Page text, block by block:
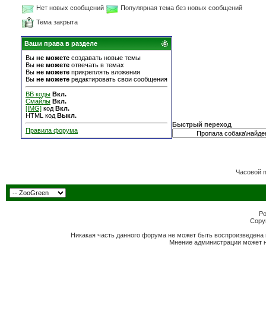
Нет новых сообщений
Популярная тема без новых сообщений
Тема закрыта
Ваши права в разделе
Вы не можете создавать новые темы
Вы не можете отвечать в темах
Вы не можете прикреплять вложения
Вы не можете редактировать свои сообщения
BB коды Вкл.
Смайлы Вкл.
[IMG] код Вкл.
HTML код Выкл.
Правила форума
Быстрый переход
Часовой
Никакая часть данного форума не может быть
Мнение администрации может